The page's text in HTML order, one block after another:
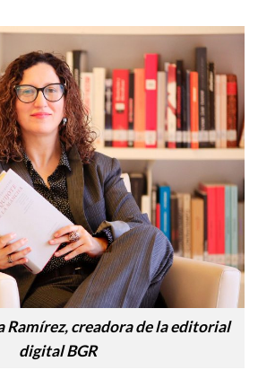
Ramírez, creadora de la editorial
digital BGR